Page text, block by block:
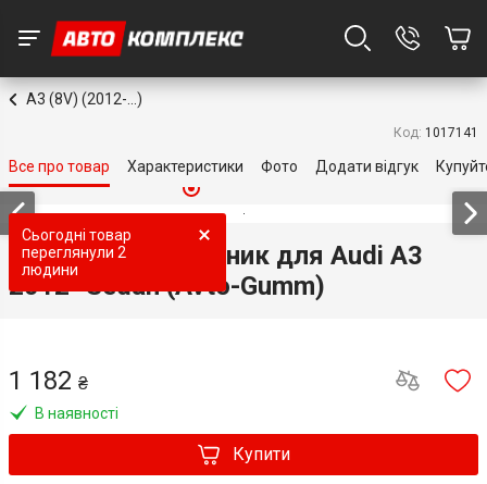
A3 (8V) (2012-...)
Код: 1017141
Все про товар Характеристики Фото Додати відгук
Сьогодні товар
переглянули 2
людини
Килимок в багажник для Audi A3
2012- Sedan (Avto-Gumm)
1 182 ₴
В наявності
Купити